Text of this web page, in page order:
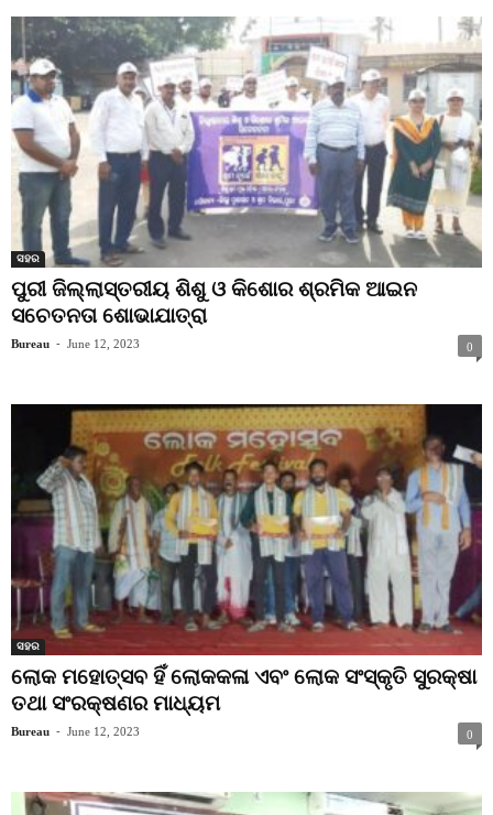
ସହର
ପୁରୀ ଜିଲ୍ଲାସ୍ତରୀୟ ଶିଶୁ ଓ କିଶୋର ଶ୍ରମିକ ଆଇନ
ସଚେତନତା ଶୋଭାଯାତ୍ରା
Bureau - June 12, 2023 0
ସହର
ଲୋକ ମହୋତ୍ସବ ହିଁ ଲୋକକଳା ଏବଂ ଲୋକ ସଂସ୍କୃତି ସୁରକ୍ଷା
ତଥା ସଂରକ୍ଷଣର ମାଧ୍ୟମ
Bureau - June 12, 2023 0